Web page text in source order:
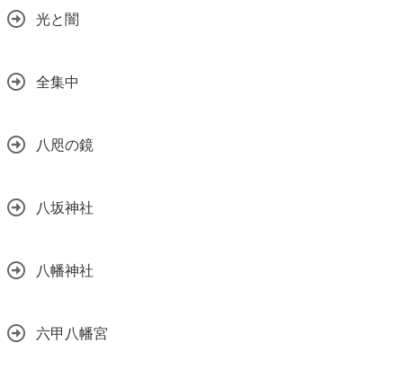
光と闇
全集中
八咫の鏡
八坂神社
八幡神社
六甲八幡宮